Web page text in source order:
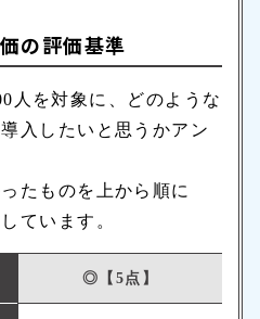
の評価基準
人を対象に、どのような
入したいと思うかアン
たものを上から順に
ています。
◎【5点】